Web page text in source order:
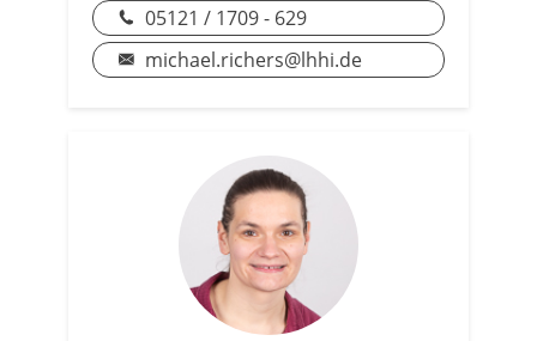
05121 / 1709 - 629
michael.richers@lhhi.de